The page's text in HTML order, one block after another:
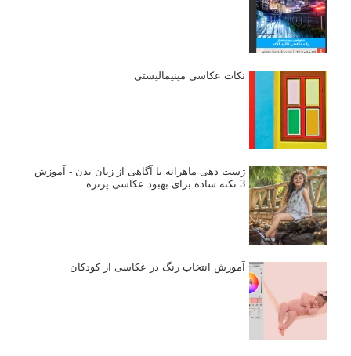
نکات عکاسی مینیمالیستی
ژست دهی ماهرانه با آگاهی از زبان بدن - آموزش
3 نکته ساده برای بهبود عکاسی پرتره
آموزش انتخاب رنگ در عکاسی از کودکان